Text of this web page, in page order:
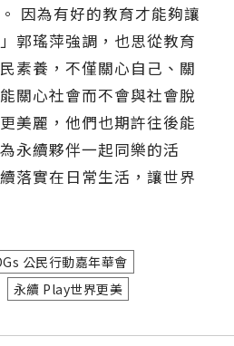
因為有好的教育才能夠讓
郭瑤萍強調，也思從教育
素養，不僅關心自己、關
關心社會而不會與社會脫
美麗，他們也期許往後能
永續夥伴一起同樂的活
落實在日常生活，讓世界
公民行動嘉年華會
永續 Play世界更美